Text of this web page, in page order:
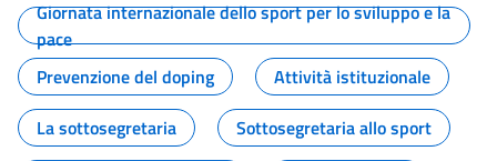
Giornata internazionale dello sport per lo sviluppo e la
pace
Prevenzione del doping
Attività istituzionale
La sottosegretaria
Sottosegretaria allo sport